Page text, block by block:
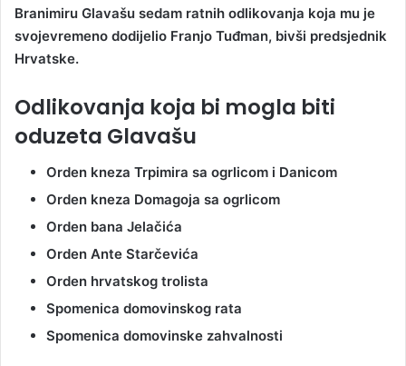
Branimiru Glavašu sedam ratnih odlikovanja koja mu je
svojevremeno dodijelio Franjo Tuđman, bivši predsjednik
Hrvatske.
Odlikovanja koja bi mogla biti
oduzeta Glavašu
Orden kneza Trpimira sa ogrlicom i Danicom
Orden kneza Domagoja sa ogrlicom
Orden bana Jelačića
Orden Ante Starčevića
Orden hrvatskog trolista
Spomenica domovinskog rata
Spomenica domovinske zahvalnosti